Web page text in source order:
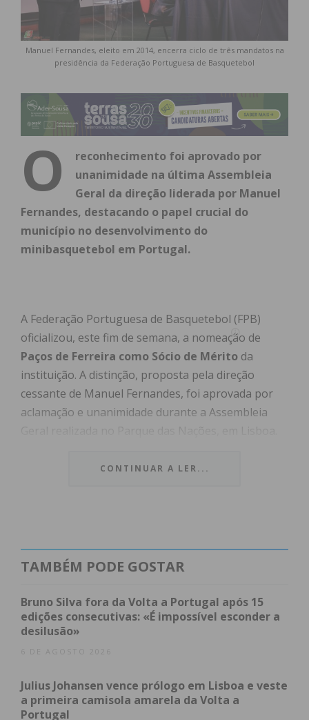
Manuel Fernandes, eleito em 2014, encerra ciclo de três mandatos na
presidência da Federação Portuguesa de Basquetebol
O
reconhecimento foi aprovado por
unanimidade na última Assembleia
Geral da direção liderada por Manuel
Fernandes, destacando o papel crucial do
município no desenvolvimento do
minibasquetebol em Portugal.
A Federação Portuguesa de Basquetebol (FPB)
oficializou, este fim de semana, a nomeação de
Paços de Ferreira como Sócio de Mérito da
instituição. A distinção, proposta pela direção
cessante de Manuel Fernandes, foi aprovada por
aclamação e unanimidade durante a Assembleia
O “Berço” da Festa
Nacional do Minibasquete
A atribuição deste título honorífico fundamenta-se
Nacional do Minibasquete.O evento,que
transforma anualmente Paços de Ferreira na
CONTINUAR A LER...
TAMBÉM PODE GOSTAR
Bruno Silva fora da Volta a Portugal após 15
edições consecutivas: «É impossível esconder a
desilusão»
6 DE AGOSTO 2026
Julius Johansen vence prólogo em Lisboa e veste
a primeira camisola amarela da Volta a
Portugal